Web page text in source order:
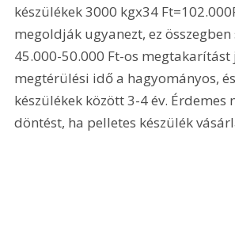
készülékek 3000 kgx34
megoldják ugyanezt, ez
45.000-50.000 Ft-os megtakarítást
megtérülési idő a hagyományos,
készülékek között 3-4 év. Érdemes
döntést, ha pelletes készülék